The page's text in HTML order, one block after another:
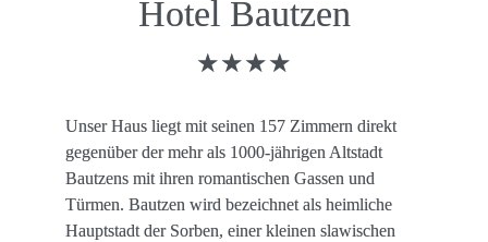
Hotel Bautzen
★★★★
Unser Haus liegt mit seinen 157 Zimmern direkt
gegenüber der mehr als 1000-jährigen Altstadt
Bautzens mit ihren roman­tischen Gassen und
Türmen. Bautzen wird bezeichnet als heimliche
Hauptstadt der Sorben, einer kleinen slawischen